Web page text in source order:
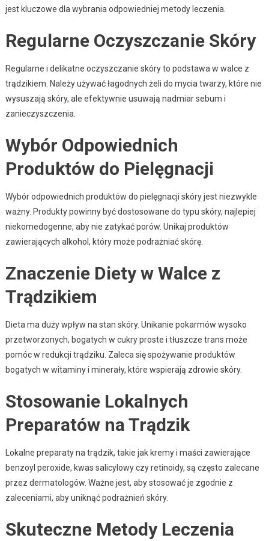
jest kluczowe dla wybrania odpowiedniej metody leczenia.
Regularne Oczyszczanie Skóry
Regularne i delikatne oczyszczanie skóry to podstawa w walce z
trądzikiem. Należy używać łagodnych żeli do mycia twarzy, które nie
wysuszają skóry, ale efektywnie usuwają nadmiar sebum i
zanieczyszczenia.
Wybór Odpowiednich
Produktów do Pielęgnacji
Wybór odpowiednich produktów do pielęgnacji skóry jest niezwykle
ważny. Produkty powinny być dostosowane do typu skóry, najlepiej
niekomedogenne, aby nie zatykać porów. Unikaj produktów
zawierających alkohol, który może podrażniać skórę.
Znaczenie Diety w Walce z
Trądzikiem
Dieta ma duży wpływ na stan skóry. Unikanie pokarmów wysoko
przetworzonych, bogatych w cukry proste i tłuszcze trans może
pomóc w redukcji trądziku. Zaleca się spożywanie produktów
bogatych w witaminy i minerały, które wspierają zdrowie skóry.
Stosowanie Lokalnych
Preparatów na Trądzik
Lokalne preparaty na trądzik, takie jak kremy i maści zawierające
benzoyl peroxide, kwas salicylowy czy retinoidy, są często zalecane
przez dermatologów. Ważne jest, aby stosować je zgodnie z
zaleceniami, aby uniknąć podrażnień skóry.
Skuteczne Metody Leczenia